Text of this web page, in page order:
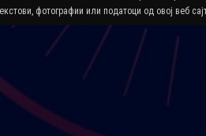
фотографии или податоци од овој веб